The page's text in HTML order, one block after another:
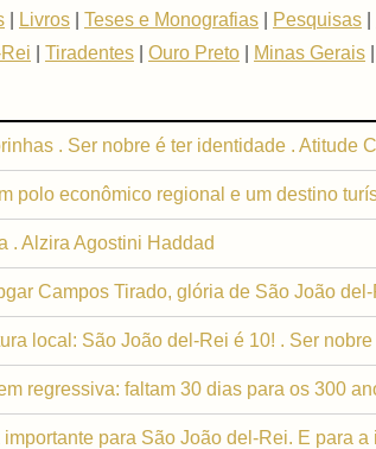
Livros Teses e Monografias Pesquisas
Tiradentes Ouro Preto Minas Gerais
. Ser nobre é ter identidade . Atitude
polo econômico regional e um destino
. Alzira Agostini Haddad
Campos Tirado, glória de São João
local: São João del-Rei é 10! . Ser
regressiva: faltam 30 dias para os 300
para São João del-Rei. E para